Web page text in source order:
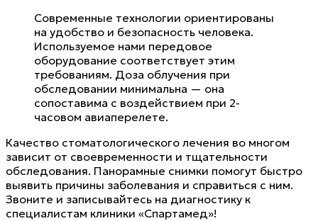
Современные технологии ориентированы
на удобство и безопасность человека.
Используемое нами передовое
оборудование соответствует этим
требованиям. Доза облучения при
обследовании минимальна — она
сопоставима с воздействием при 2-
часовом авиаперелете.
Качество стоматологического лечения во многом
зависит от своевременности и тщательности
обследования. Панорамные снимки помогут быстро
выявить причины заболевания и справиться с ним.
Звоните и записывайтесь на диагностику к
специалистам клиники «Спартамед»!